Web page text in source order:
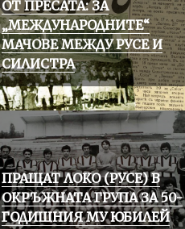
ОТ ПРЕСАТА: ЗА
„МЕЖДУНАРОДНИТЕ“
МАЧОВЕ МЕЖДУ РУСЕ И
СИЛИСТРА
ПРАЩАТ ЛОКО (РУСЕ) В
ОКРЪЖНАТА ГРУПА ЗА 50-
ГОДИШНИЯ МУ ЮБИЛЕЙ